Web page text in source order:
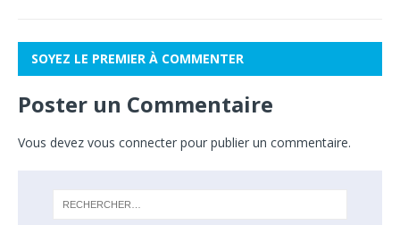
SOYEZ LE PREMIER À COMMENTER
Poster un Commentaire
Vous devez vous connecter pour publier un commentaire.